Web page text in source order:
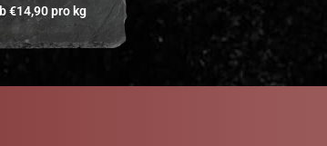
analysiert. Es handelt sich
€14,90pro kg